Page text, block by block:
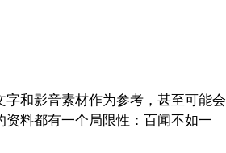
和影音素材作为参考，甚至可能会
料都有一个局限性：百闻不如一